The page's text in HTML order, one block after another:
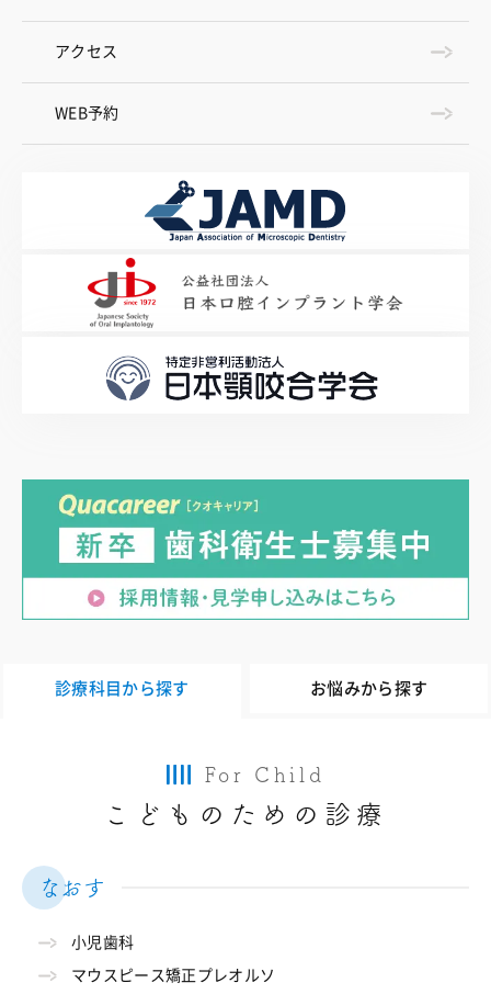
アクセス
WEB予約
診療科目から探す お悩みから探す
For Child
こどものための診療
なおす
小児歯科
マウスピース矯正プレオルソ